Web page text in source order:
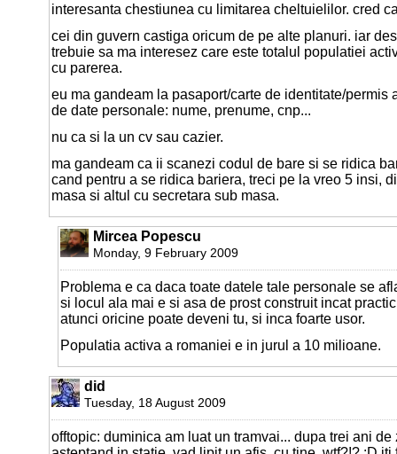
interesanta chestiunea cu limitarea cheltuielilor. cred
cei din guvern castiga oricum de pe alte planuri. iar
trebuie sa ma interesez care este totalul populatiei
cu parerea.
eu ma gandeam la pasaport/carte de identitate/permis
de date personale: nume, prenume, cnp...
nu ca si la un cv sau cazier.
ma gandeam ca ii scanezi codul de bare si se ridica
cand pentru a se ridica bariera, treci pe la vreo 5 insi,
masa si altul cu secretara sub masa.
Mircea Popescu
Monday, 9 February 2009
Problema e ca daca toate datele tale personale se
si locul ala mai e si asa de prost construit incat
atunci oricine poate deveni tu, si inca foarte usor.
Populatia activa a romaniei e in jurul a 10 milioane.
did
Tuesday, 18 August 2009
offtopic: duminica am luat un tramvai... dupa trei ani de